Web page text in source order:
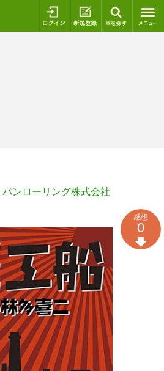
ログイン 新規登録
パンローリング株式会社
感想
0